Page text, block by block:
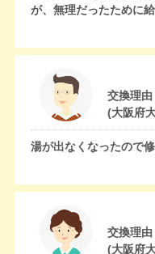
が、無理だったために
交換理由
(大阪府
湯が出なくなったので
交換理由
(大阪府